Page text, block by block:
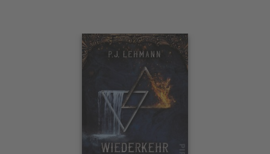
Interaktives